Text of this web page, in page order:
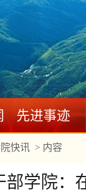
先进事迹
快讯 > 内容
部学院：